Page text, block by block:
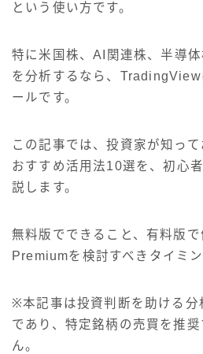
という使い方です。
特に米国株、AI関連株、半導
を分析するなら、
ールです。
この記事では、投資家が知っ
おすすめ活用法10選を、初心
説します。
無料版でできること、有料版で
Premiumを検討すべきタイミン
※本記事は投資判断を助ける分
であり、特定銘柄の売買を推
ん。